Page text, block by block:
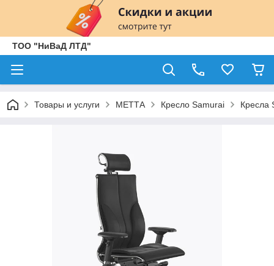
ТОО "НиВаД ЛТД"
Товары и услуги МЕТТА Кресло Samurai Кресла